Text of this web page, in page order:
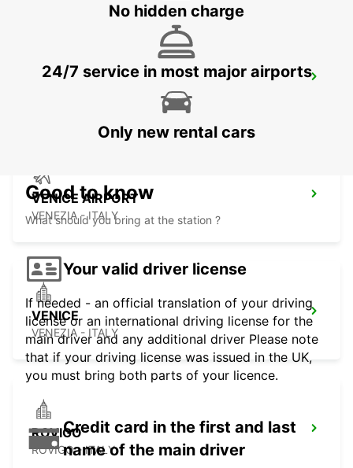
VICENZA
VENICE AIRPORT
VENEZIA - ITALY
VENICE
VENEZIA - ITALY
ROVIGO
ROVIGO - ITALY
No hidden charge
24/7 service in most major airports
Only new rental cars
Good to know
What should you bring at the station ?
Your valid driver license
If needed - an official translation of your driving
license or an international driving license for the
main driver and any additional driver Please note
that if your driving license was issued in the UK,
you must bring both parts of your licence.
Credit card in the first and last
name of the main driver